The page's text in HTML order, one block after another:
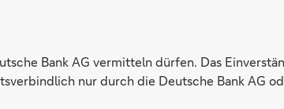
Bank AG vermitteln dürfen. Das
nur durch die Deutsche Bank AG